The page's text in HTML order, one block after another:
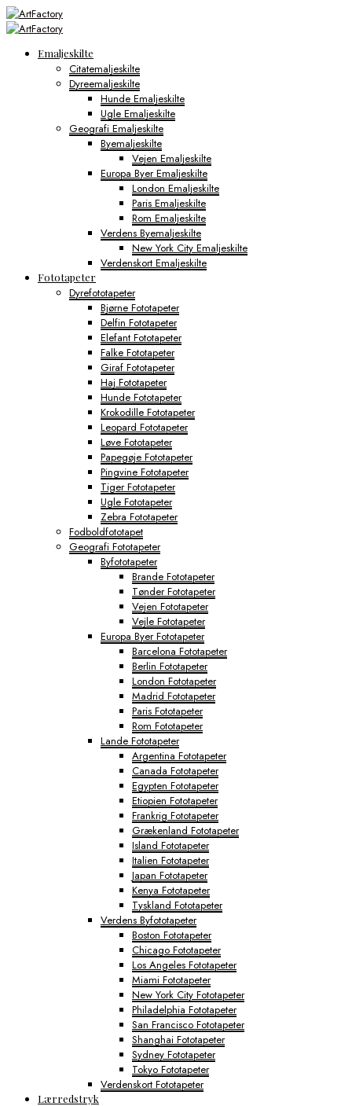
Emaljeskilte
Citatemaljeskilte
Dyreemaljeskilte
Hunde Emaljeskilte
Ugle Emaljeskilte
Geografi Emaljeskilte
Byemaljeskilte
Vejen Emaljeskilte
Europa Byer Emaljeskilte
London Emaljeskilte
Paris Emaljeskilte
Rom Emaljeskilte
Verdens Byemaljeskilte
New York City Emaljeskilte
Verdenskort Emaljeskilte
Fototapeter
Dyrefototapeter
Bjørne Fototapeter
Delfin Fototapeter
Elefant Fototapeter
Falke Fototapeter
Giraf Fototapeter
Haj Fototapeter
Hunde Fototapeter
Krokodille Fototapeter
Leopard Fototapeter
Løve Fototapeter
Papegøje Fototapeter
Pingvine Fototapeter
Tiger Fototapeter
Ugle Fototapeter
Zebra Fototapeter
Fodboldfototapet
Geografi Fototapeter
Byfototapeter
Brande Fototapeter
Tønder Fototapeter
Vejen Fototapeter
Vejle Fototapeter
Europa Byer Fototapeter
Barcelona Fototapeter
Berlin Fototapeter
London Fototapeter
Madrid Fototapeter
Paris Fototapeter
Rom Fototapeter
Lande Fototapeter
Argentina Fototapeter
Canada Fototapeter
Egypten Fototapeter
Etiopien Fototapeter
Frankrig Fototapeter
Grækenland Fototapeter
Island Fototapeter
Italien Fototapeter
Japan Fototapeter
Kenya Fototapeter
Tyskland Fototapeter
Verdens Byfototapeter
Boston Fototapeter
Chicago Fototapeter
Los Angeles Fototapeter
Miami Fototapeter
New York City Fototapeter
Philadelphia Fototapeter
San Francisco Fototapeter
Shanghai Fototapeter
Sydney Fototapeter
Tokyo Fototapeter
Verdenskort Fototapeter
Lærredstryk